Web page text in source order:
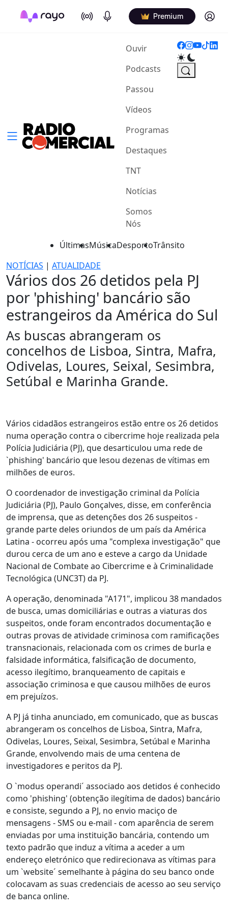
On Air Podcasts Premium Log in
Ouvir(current)
Podcasts
Passou
Vídeos
Programas
Destaques
TNT
Notícias
Somos
Nós
ÚltimasMúsicaDesportoTrânsito
NOTÍCIAS | ATUALIDADE
Vários dos 26 detidos pela PJ
por 'phishing' bancário são
estrangeiros da América do Sul
As buscas abrangeram os
concelhos de Lisboa, Sintra, Mafra,
Odivelas, Loures, Seixal, Sesimbra,
Setúbal e Marinha Grande.
Vários cidadãos estrangeiros estão entre os 26 detidos
numa operação contra o cibercrime hoje realizada pela
Polícia Judiciária (PJ), que desarticulou uma rede de
`phishing' bancário que lesou dezenas de vítimas em
milhões de euros.
O coordenador de investigação criminal da Polícia
Judiciária (PJ), Paulo Gonçalves, disse, em conferência
de imprensa, que as detenções dos 26 suspeitos -
grande parte deles oriundos de um país da América
Latina - ocorreu após uma "complexa investigação" que
durou cerca de um ano e esteve a cargo da Unidade
Nacional de Combate ao Cibercrime e à Criminalidade
Tecnológica (UNC3T) da PJ.
A operação, denominada "A171", implicou 38 mandados
de busca, umas domiciliárias e outras a viaturas dos
suspeitos, onde foram encontrados documentação e
outras provas de atividade criminosa com ramificações
transnacionais, relacionada com os crimes de burla e
falsidade informática, falsificação de documento,
acesso ilegítimo, branqueamento de capitais e
associação criminosa e que causou milhões de euros
em prejuízos.
A PJ já tinha anunciado, em comunicado, que as buscas
abrangeram os concelhos de Lisboa, Sintra, Mafra,
Odivelas, Loures, Seixal, Sesimbra, Setúbal e Marinha
Grande, envolvendo mais de uma centena de
investigadores e peritos da PJ.
O `modus operandi´ associado aos detidos é conhecido
como 'phishing' (obtenção ilegítima de dados) bancário
e consiste, segundo a PJ, no envio maciço de
mensagens - SMS ou e-mail - com aparência de serem
enviadas por uma instituição bancária, contendo um
texto padrão que induz a vítima a aceder a um
endereço eletrónico que redirecionava as vítimas para
um `website´ semelhante à página do seu banco onde
colocavam as suas credenciais de acesso ao seu serviço
de banca online.